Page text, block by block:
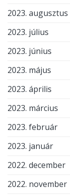
2023. augusztus
2023. július
2023. június
2023. május
2023. április
2023. március
2023. február
2023. január
2022. december
2022. november